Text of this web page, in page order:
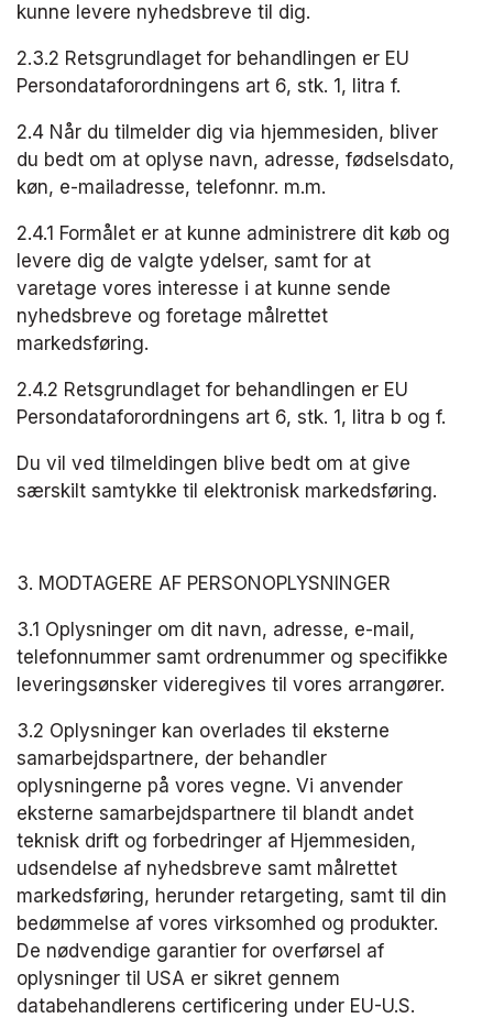
kunne levere nyhedsbreve til dig. ​
2.3.2 Retsgrundlaget for behandlingen er EU
Persondataforordningens art 6, stk. 1, litra f.​
2.4 Når du tilmelder dig via hjemmesiden, bliver
du bedt om at oplyse navn, adresse, fødselsdato,
køn, e-mailadresse, telefonnr. m.m.
2.4.1 Formålet er at kunne administrere dit køb og
levere dig de valgte ydelser, samt for at
varetage vores interesse i at kunne sende
nyhedsbreve og foretage målrettet
markedsføring.
2.4.2 Retsgrundlaget for behandlingen er EU
Persondataforordningens art 6, stk. 1, litra b og f.​
Du vil ved tilmeldingen blive bedt om at give
særskilt samtykke til elektronisk markedsføring.
3. MODTAGERE AF PERSONOPLYSNINGER
3.1 Oplysninger om dit navn, adresse, e-mail,
telefonnummer samt ordrenummer og specifikke
leveringsønsker videregives til vores arrangører.
3.2 Oplysninger kan overlades til eksterne
samarbejdspartnere, der behandler
oplysningerne på vores vegne. Vi anvender
eksterne samarbejdspartnere til blandt andet
teknisk drift og forbedringer af Hjemmesiden,
udsendelse af nyhedsbreve samt målrettet
markedsføring, herunder retargeting, samt til din
bedømmelse af vores virksomhed og produkter.
De nødvendige garantier for overførsel af
oplysninger til USA er sikret gennem
databehandlerens certificering under EU-U.S.